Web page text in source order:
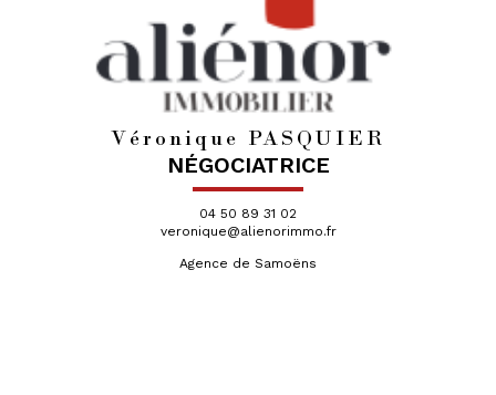
Véronique PASQUIER
NÉGOCIATRICE
04 50 89 31 02
veronique@alienorimmo.fr
Agence de Samoëns